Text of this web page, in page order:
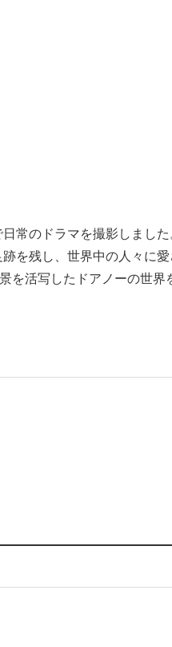
常のドラマを撮影しまし
を残し、世界中の人々に
活写したドアノーの世界